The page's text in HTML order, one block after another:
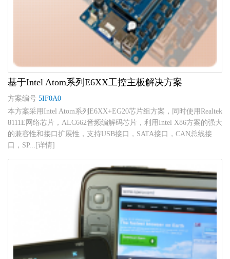
基于Intel Atom系列E6XX工控主板解决方案
方案编号 5IF0A0
本方案采用Intel Atom系列E6XX+EG20芯片组方案，同时使用Realtek
8111E网络芯片，ALC662音频编解码芯片，利用Intel X86方案的强大
的兼容性和接口扩展性，支持USB接口，SATA接口，CAN总线接
口，SP...[详情]